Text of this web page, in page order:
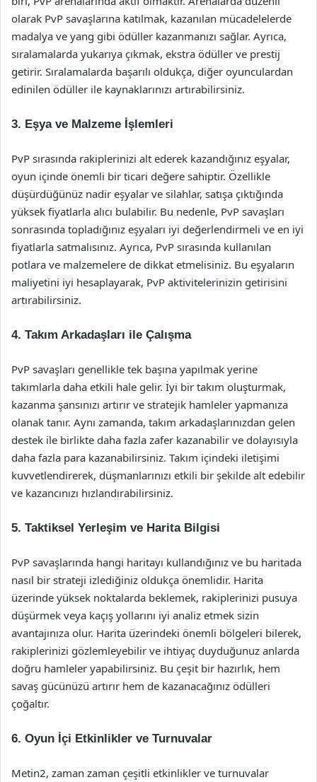
olarak PvP savaşlarına katılmak, kazanılan mücadelelerde
madalya ve yang gibi ödüller kazanmanızı sağlar. Ayrıca,
sıralamalarda yukarıya çıkmak, ekstra ödüller ve prestij
getirir. Sıralamalarda başarılı oldukça, diğer oyunculardan
edinilen ödüller ile kaynaklarınızı artırabilirsiniz.
3. Eşya ve Malzeme İşlemleri
PvP sırasında rakiplerinizi alt ederek kazandığınız eşyalar,
oyun içinde önemli bir ticari değere sahiptir. Özellikle
düşürdüğünüz nadir eşyalar ve silahlar, satışa çıktığında
yüksek fiyatlarla alıcı bulabilir. Bu nedenle, PvP savaşları
sonrasında topladığınız eşyaları iyi değerlendirmeli ve en iyi
fiyatlarla satmalısınız. Ayrıca, PvP sırasında kullanılan
potlara ve malzemelere de dikkat etmelisiniz. Bu eşyaların
maliyetini iyi hesaplayarak, PvP aktivitelerinizin getirisini
artırabilirsiniz.
4. Takım Arkadaşları ile Çalışma
PvP savaşları genellikle tek başına yapılmak yerine
takımlarla daha etkili hale gelir. İyi bir takım oluşturmak,
kazanma şansınızı artırır ve stratejik hamleler yapmanıza
olanak tanır. Aynı zamanda, takım arkadaşlarınızdan gelen
destek ile birlikte daha fazla zafer kazanabilir ve dolayısıyla
daha fazla para kazanabilirsiniz. Takım içindeki iletişimi
kuvvetlendirerek, düşmanlarınızı etkili bir şekilde alt edebilir
ve kazancınızı hızlandırabilirsiniz.
5. Taktiksel Yerleşim ve Harita Bilgisi
PvP savaşlarında hangi haritayı kullandığınız ve bu haritada
nasıl bir strateji izlediğiniz oldukça önemlidir. Harita
üzerinde yüksek noktalarda beklemek, rakiplerinizi pusuya
düşürmek veya kaçış yollarını iyi analiz etmek sizin
avantajınıza olur. Harita üzerindeki önemli bölgeleri bilerek,
rakiplerinizi gözlemleyebilir ve ihtiyaç duyduğunuz anlarda
doğru hamleler yapabilirsiniz. Bu çeşit bir hazırlık, hem
savaş gücünüzü artırır hem de kazanacağınız ödülleri
çoğaltır.
6. Oyun İçi Etkinlikler ve Turnuvalar
Metin2, zaman zaman çeşitli etkinlikler ve turnuvalar